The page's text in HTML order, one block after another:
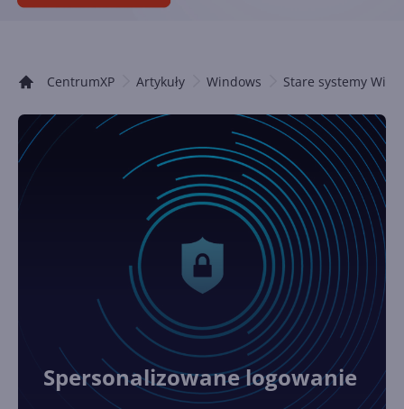
CentrumXP Artykuły Windows Stare systemy
Spersonalizowane logowanie